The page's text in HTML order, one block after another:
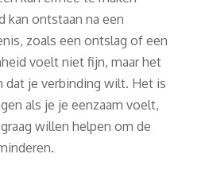
kan ontstaan na een
zoals een ontslag of een
voelt niet fijn, maar het
dat je verbinding wilt. Het is
als je je eenzaam voelt,
willen helpen om de